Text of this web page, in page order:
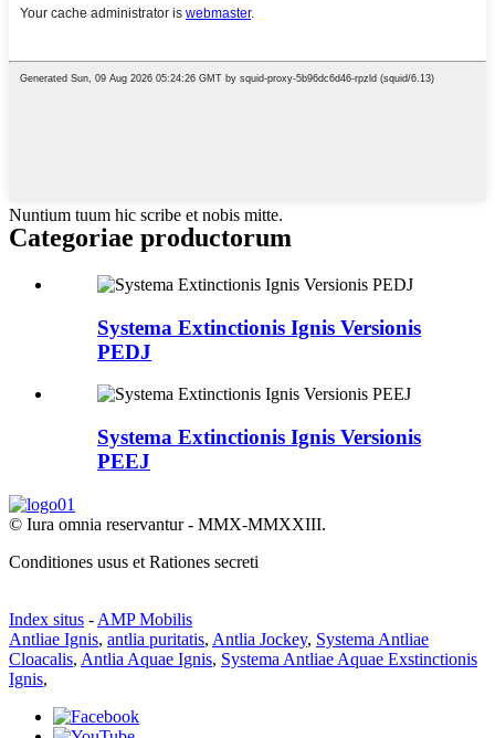
Nuntium tuum hic scribe et nobis mitte.
Categoriae productorum
Systema Extinctionis Ignis Versionis
PEDJ
Systema Extinctionis Ignis Versionis
PEEJ
© Iura omnia reservantur - MMX-MMXXIII.
Conditiones usus et Rationes secreti
Index situs - AMP Mobilis
Antliae Ignis, antlia puritatis, Antlia Jockey, Systema Antliae
Cloacalis, Antlia Aquae Ignis, Systema Antliae Aquae Exstinctionis
Ignis,